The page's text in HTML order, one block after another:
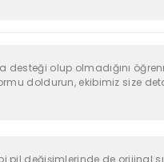
desteği olup olmadığını
doldurun, ekibimiz size
pil değişimlerinde de orijinal